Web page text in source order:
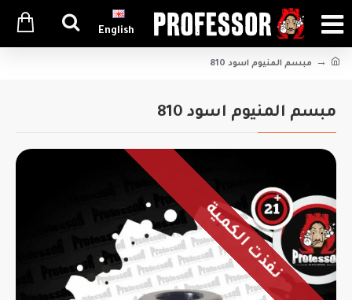
English
مبسم المنيوم اسود 810
مبسم المنيوم اسود 810
نفذت الكمية